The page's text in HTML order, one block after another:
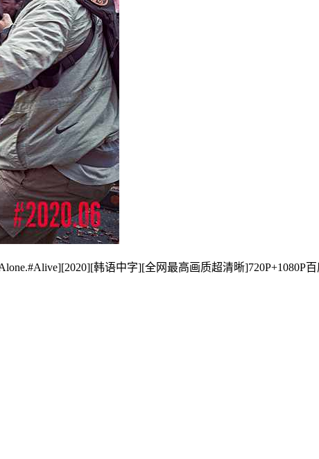
韩语中字][全网最高画质超清晰]720P+1080P